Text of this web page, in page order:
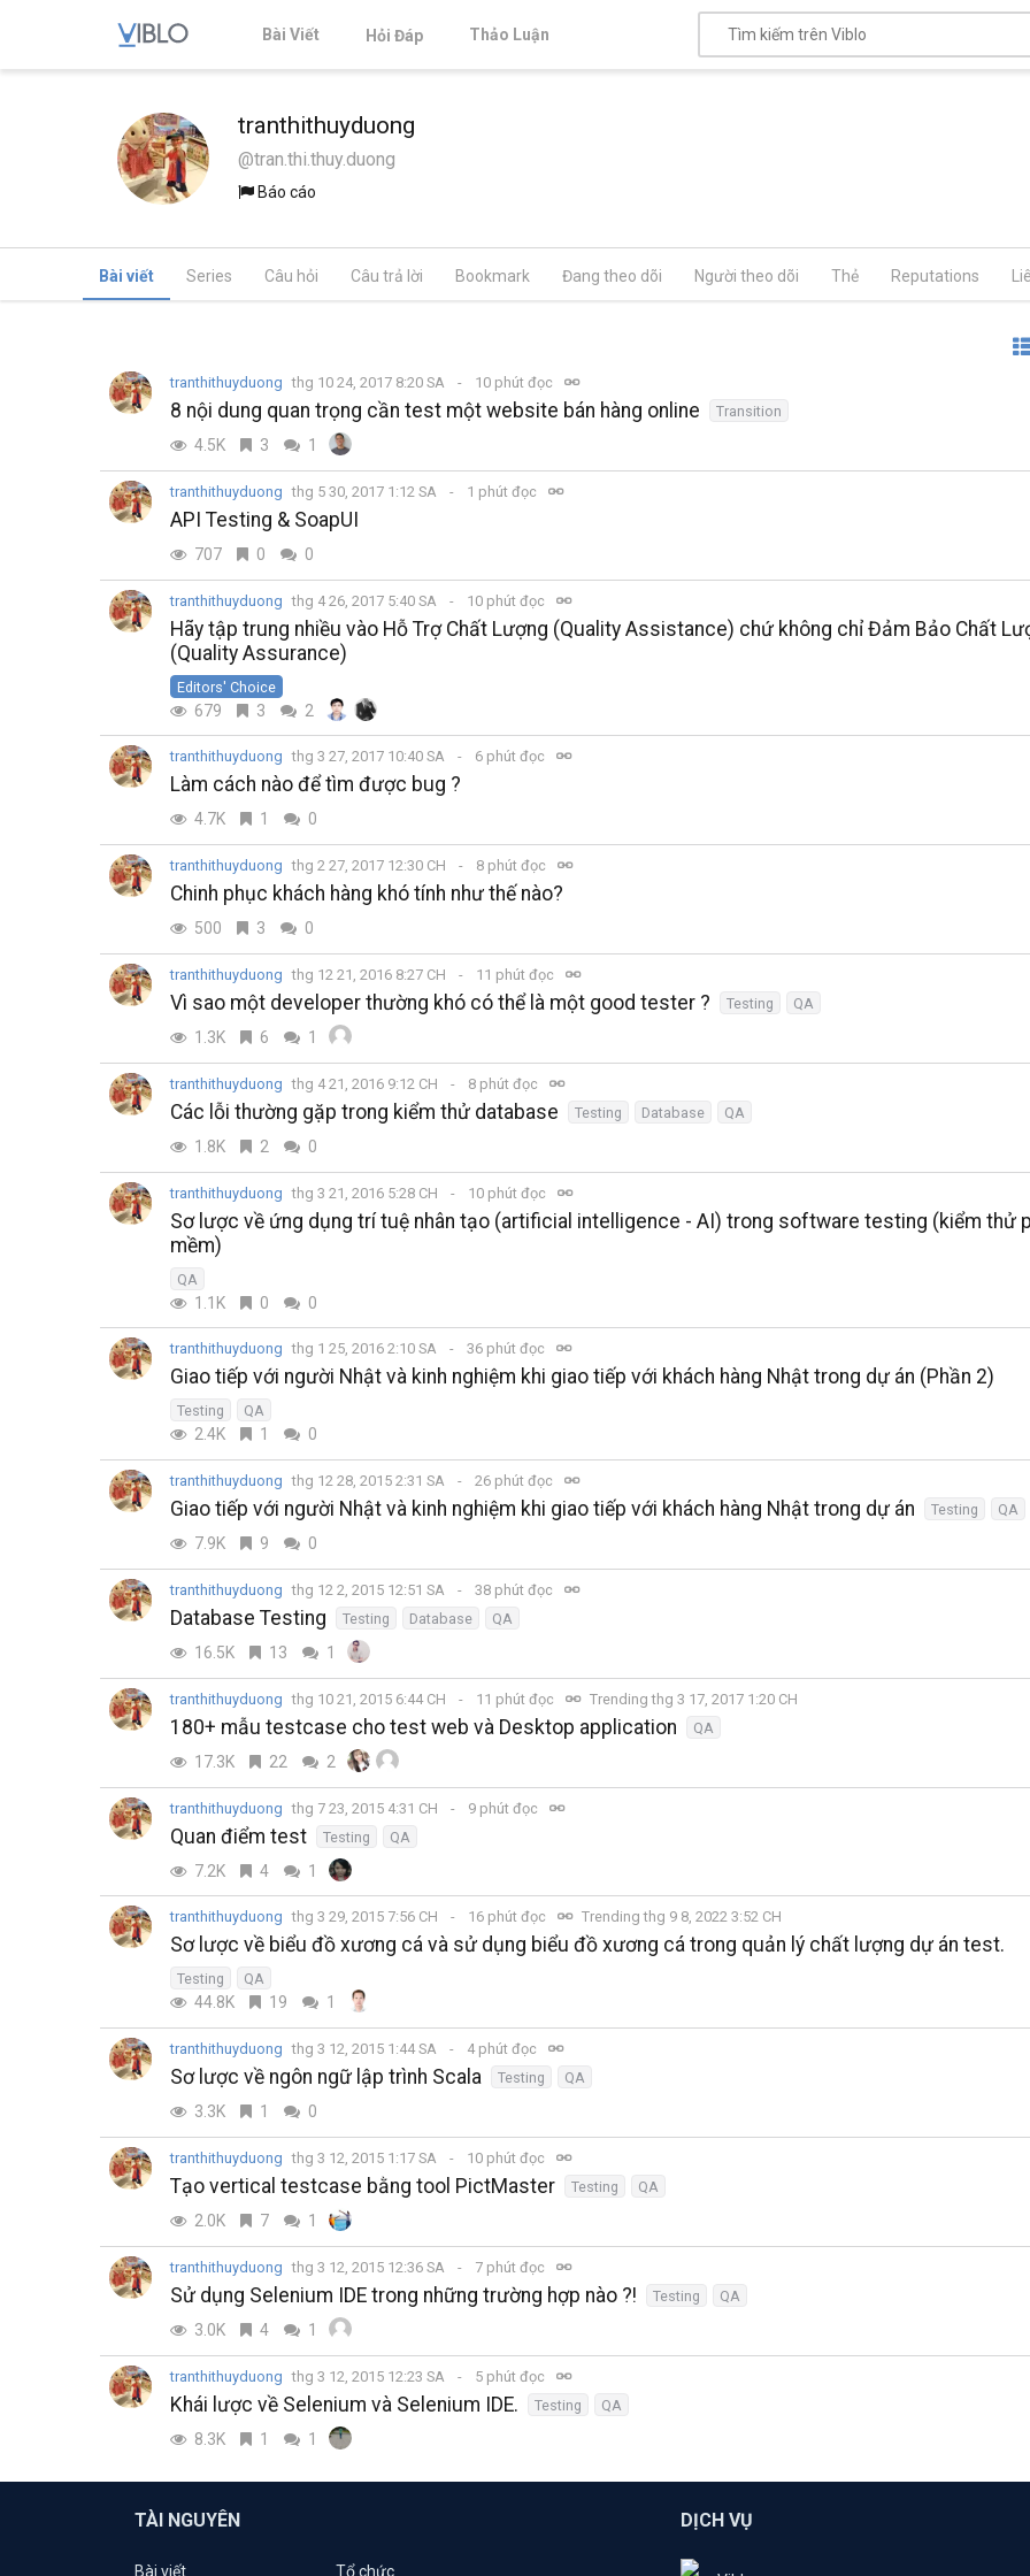
Bài Viết Hỏi Đáp Thảo Luận
tranthithuyduong
@tran.thi.thuy.duong
Báo cáo
Bài viết Series Câu hỏi Câu trả lời Bookmark Đang theo dõi Người theo dõi Thẻ Reputations
tranthithuyduong thg 10 24, 2017 8:20 SA 10 phút đọc
8 nội dung quan trọng cần test một website bán hàng online Transition
4.5K 3 1
tranthithuyduong thg 5 30, 2017 1:12 SA 1 phút đọc
API Testing & SoapUI
707 0 0
tranthithuyduong thg 4 26, 2017 5:40 SA 10 phút đọc
Hãy tập trung nhiều vào Hỗ Trợ Chất Lượng (Quality Assistance) chứ không chỉ Đảm Bảo Chất
(Quality Assurance)
Editors' Choice
679 3 2
tranthithuyduong thg 3 27, 2017 10:40 SA 6 phút đọc
Làm cách nào để tìm được bug ?
4.7K 1 0
tranthithuyduong thg 2 27, 2017 12:30 CH 8 phút đọc
Chinh phục khách hàng khó tính như thế nào?
500 3 0
tranthithuyduong thg 12 21, 2016 8:27 CH 11 phút đọc
Vì sao một developer thường khó có thể là một good tester ? Testing QA
1.3K 6 1
tranthithuyduong thg 4 21, 2016 9:12 CH 8 phút đọc
Các lỗi thường gặp trong kiểm thử database Testing Database QA
1.8K 2 0
tranthithuyduong thg 3 21, 2016 5:28 CH 10 phút đọc
Sơ lược về ứng dụng trí tuệ nhân tạo (artificial intelligence - AI) trong software testing (kiểm thử
mềm)
QA
1.1K 0 0
tranthithuyduong thg 1 25, 2016 2:10 SA 36 phút đọc
Giao tiếp với người Nhật và kinh nghiệm khi giao tiếp với khách hàng Nhật trong dự án (Phần 2)
Testing QA
2.4K 1 0
tranthithuyduong thg 12 28, 2015 2:31 SA 26 phút đọc
Giao tiếp với người Nhật và kinh nghiệm khi giao tiếp với khách hàng Nhật trong dự án Testing QA
7.9K 9 0
tranthithuyduong thg 12 2, 2015 12:51 SA 38 phút đọc
Database Testing Testing Database QA
16.5K 13 1
tranthithuyduong thg 10 21, 2015 6:44 CH 11 phút đọc Trending thg 3 17, 2017 1:20 CH
180+ mẫu testcase cho test web và Desktop application QA
17.3K 22 2
tranthithuyduong thg 7 23, 2015 4:31 CH 9 phút đọc
Quan điểm test Testing QA
7.2K 4 1
tranthithuyduong thg 3 29, 2015 7:56 CH 16 phút đọc Trending thg 9 8, 2022 3:52 CH
Sơ lược về biểu đồ xương cá và sử dụng biểu đồ xương cá trong quản lý chất lượng dự án test.
Testing QA
44.8K 19 1
tranthithuyduong thg 3 12, 2015 1:44 SA 4 phút đọc
Sơ lược về ngôn ngữ lập trình Scala Testing QA
3.3K 1 0
tranthithuyduong thg 3 12, 2015 1:17 SA 10 phút đọc
Tạo vertical testcase bằng tool PictMaster Testing QA
2.0K 7 1
tranthithuyduong thg 3 12, 2015 12:36 SA 7 phút đọc
Sử dụng Selenium IDE trong những trường hợp nào ?! Testing QA
3.0K 4 1
tranthithuyduong thg 3 12, 2015 12:23 SA 5 phút đọc
Khái lược về Selenium và Selenium IDE. Testing QA
8.3K 1 1
TÀI NGUYÊN
Bài viết Tổ chức
DỊCH VỤ